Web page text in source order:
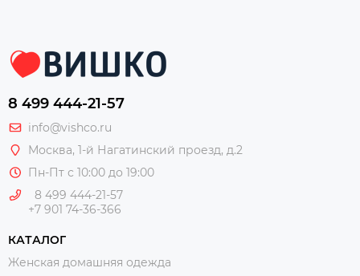
8 499 444-21-57
info@vishco.ru
Москва, 1-й Нагатинский проезд, д.2
Пн-Пт с 10:00 до 19:00
8 499 444-21-57
+7 901 74-36-366
КАТАЛОГ
Женская домашняя одежда